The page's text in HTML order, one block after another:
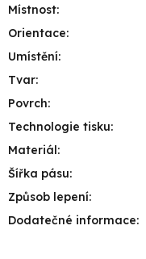
Místnost:
Orientace:
Umístění:
Tvar:
Povrch:
Technologie tisku:
Materiál:
Šířka pásu:
Způsob lepení:
Dodatečné informace: